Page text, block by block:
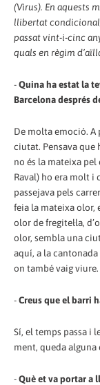
(Virus). En aquests
llibertat
passat vint-i-cinc
quals en règim
-Quina ha estat la
Barcelona després
De molta emoció. A
ciutat. Pensava que
no és la mateixa
Raval) ho era molt i
passejava pels
feia la mateixa olor,
olor de fregitel·la,
olor, sembla una
aquí, a la
on també vaig viure.
-Creus que el barri
Sí, el temps passa i
ment, queda alguna
-Què et va portar a